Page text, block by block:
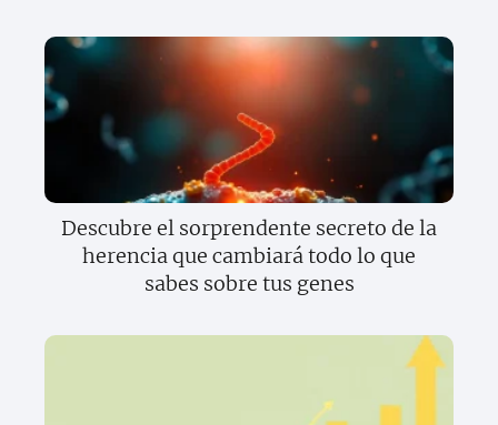
Descubre el sorprendente secreto de la
herencia que cambiará todo lo que
sabes sobre tus genes